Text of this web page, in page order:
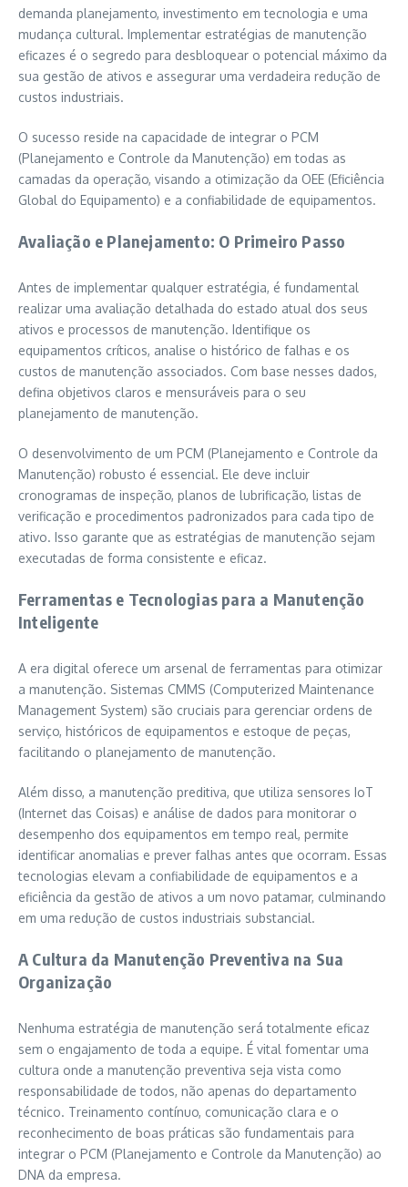
demanda planejamento, investimento em tecnologia e uma
mudança cultural. Implementar estratégias de manutenção
eficazes é o segredo para desbloquear o potencial máximo da
sua gestão de ativos e assegurar uma verdadeira redução de
custos industriais.
O sucesso reside na capacidade de integrar o PCM
(Planejamento e Controle da Manutenção) em todas as
camadas da operação, visando a otimização da OEE (Eficiência
Global do Equipamento) e a confiabilidade de equipamentos.
Avaliação e Planejamento: O Primeiro Passo
Antes de implementar qualquer estratégia, é fundamental
realizar uma avaliação detalhada do estado atual dos seus
ativos e processos de manutenção. Identifique os
equipamentos críticos, analise o histórico de falhas e os
custos de manutenção associados. Com base nesses dados,
defina objetivos claros e mensuráveis para o seu
planejamento de manutenção.
O desenvolvimento de um PCM (Planejamento e Controle da
Manutenção) robusto é essencial. Ele deve incluir
cronogramas de inspeção, planos de lubrificação, listas de
verificação e procedimentos padronizados para cada tipo de
ativo. Isso garante que as estratégias de manutenção sejam
executadas de forma consistente e eficaz.
Ferramentas e Tecnologias para a Manutenção
Inteligente
A era digital oferece um arsenal de ferramentas para otimizar
a manutenção. Sistemas CMMS (Computerized Maintenance
Management System) são cruciais para gerenciar ordens de
serviço, históricos de equipamentos e estoque de peças,
facilitando o planejamento de manutenção.
Além disso, a manutenção preditiva, que utiliza sensores IoT
(Internet das Coisas) e análise de dados para monitorar o
desempenho dos equipamentos em tempo real, permite
identificar anomalias e prever falhas antes que ocorram. Essas
tecnologias elevam a confiabilidade de equipamentos e a
eficiência da gestão de ativos a um novo patamar, culminando
em uma redução de custos industriais substancial.
A Cultura da Manutenção Preventiva na Sua
Organização
Nenhuma estratégia de manutenção será totalmente eficaz
sem o engajamento de toda a equipe. É vital fomentar uma
cultura onde a manutenção preventiva seja vista como
responsabilidade de todos, não apenas do departamento
técnico. Treinamento contínuo, comunicação clara e o
reconhecimento de boas práticas são fundamentais para
integrar o PCM (Planejamento e Controle da Manutenção) ao
DNA da empresa.